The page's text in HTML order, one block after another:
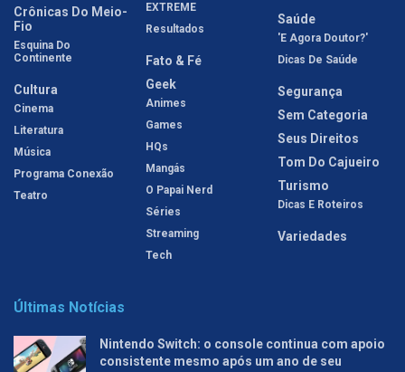
Crônicas Do Meio-
Fio
Esquina Do
Continente
Cultura
Cinema
Literatura
Música
Programa Conexão
Teatro
EXTREME
Resultados
Fato & Fé
Geek
Animes
Games
HQs
Mangás
O Papai Nerd
Séries
Streaming
Tech
Saúde
'E Agora Doutor?'
Dicas De Saúde
Segurança
Sem Categoria
Seus Direitos
Tom Do Cajueiro
Turismo
Dicas E Roteiros
Variedades
Últimas Notícias
Nintendo Switch: o console continua com apoio
consistente mesmo após um ano de seu